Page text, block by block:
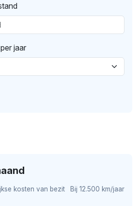
jaar
kosten van bezit Bij 12.500 km/jaar